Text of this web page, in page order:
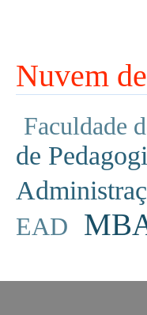
Nuvem
Faculdade
de
EAD